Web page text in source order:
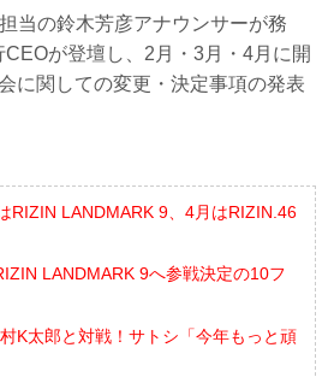
当の鈴木芳彦アナウンサーが務
が登壇し、2月・3月・4月に開
に関しての変更・決定事項の発表
RIZIN LANDMARK 9、4月はRIZIN.46
LANDMARK 9へ参戦決定の10フ
K太郎と対戦！サトシ「今年もっと頑